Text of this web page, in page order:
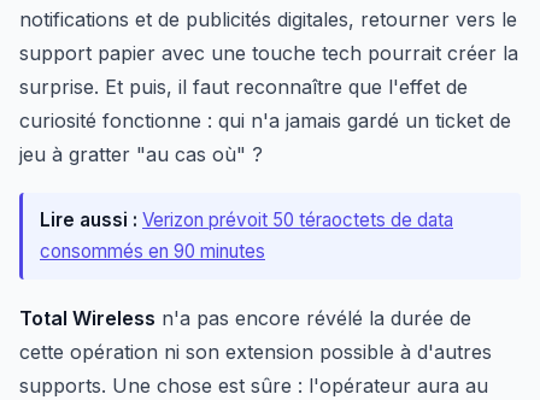
notifications et de publicités digitales, retourner vers le
support papier avec une touche tech pourrait créer la
surprise. Et puis, il faut reconnaître que l'effet de
curiosité fonctionne : qui n'a jamais gardé un ticket de
jeu à gratter "au cas où" ?
Lire aussi : Verizon prévoit 50 téraoctets de data
consommés en 90 minutes
Total Wireless n'a pas encore révélé la durée de
cette opération ni son extension possible à d'autres
supports. Une chose est sûre : l'opérateur aura au